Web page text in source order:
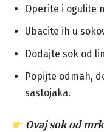
Operite i ogulite
Ubacite ih u
Dodajte sok od
Popijte odmah,
sastojaka.
Ovaj sok od